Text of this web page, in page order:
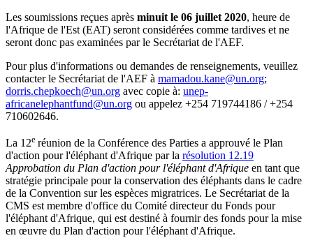
Les soumissions reçues après minuit le 06 juillet 2020, heure de
l'Afrique de l'Est (EAT) seront considérées comme tardives et ne
seront donc pas examinées par le Secrétariat de l'AEF.
Pour plus d'informations ou demandes de renseignements, veuillez
contacter le Secrétariat de l'AEF à mamadou.kane@un.org;
dorris.chepkoech@un.org avec copie à: unep-
africanelephantfund@un.org ou appelez +254 719744186 / +254
710602646.
La 12e réunion de la Conférence des Parties a approuvé le Plan
d'action pour l'éléphant d'Afrique par la résolution 12.19
Approbation du Plan d'action pour l'éléphant d'Afrique en tant que
stratégie principale pour la conservation des éléphants dans le cadre
de la Convention sur les espèces migratrices. Le Secrétariat de la
CMS est membre d'office du Comité directeur du Fonds pour
l'éléphant d'Afrique, qui est destiné à fournir des fonds pour la mise
en œuvre du Plan d'action pour l'éléphant d'Afrique.